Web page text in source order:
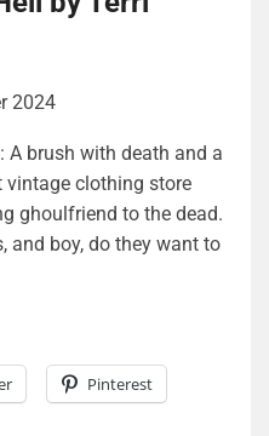
2024
A brush with death and a
vintage clothing store
ghoulfriend to the dead.
and boy, do they want to
Pinterest